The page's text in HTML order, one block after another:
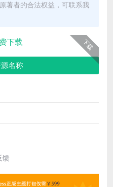
著者的合法权益，可联系我
下载
下载
源名称
馈